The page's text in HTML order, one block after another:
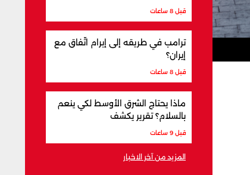
قبل 8 ساعات
ترامب في طريقه إلى إبرام اتّفاق مع
إيران؟
قبل 8 ساعات
ماذا يحتاج الشرق الأوسط لكي ينعم
بالسلام؟ تقرير يكشف
قبل 9 ساعات
المزيد من آخر الاخبار